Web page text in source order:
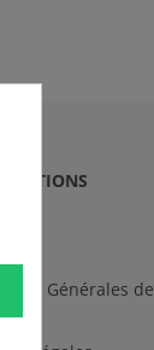
Générales de